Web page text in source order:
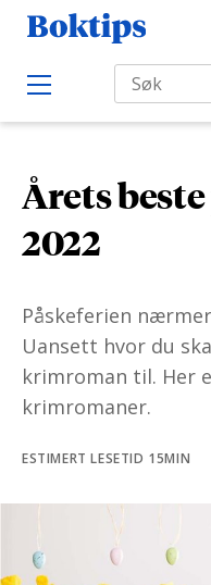
B
o
k
t
p
s
O
p
e
e
n
e
c
r
:
Årets
2022
Påskeferien
Uansett hvor du
krimroman til. Her
krimromaner.
ESTIMERT LESETID 15MIN